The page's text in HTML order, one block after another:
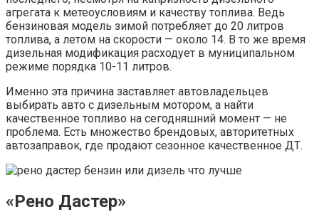
агрегата к метеоусловиям и качеству топлива. Ведь
бензиновая модель зимой потребляет до 20 литров
топлива, а летом на скорости — около 14. В то же время
дизельная модификация расходует в муниципальном
режиме порядка 10-11 литров.
Именно эта причина заставляет автовладельцев
выбирать авто с дизельным мотором, а найти
качественное топливо на сегодняшний момент — не
проблема. Есть множество брендовых, авторитетных
автозаправок, где продают сезонное качественное ДТ.
«Рено Дастер»